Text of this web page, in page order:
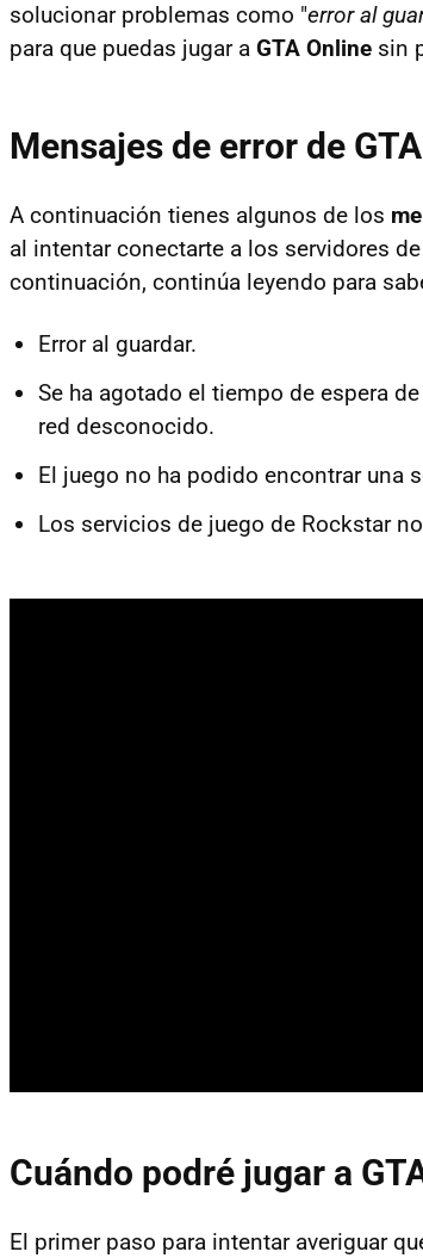
solucionar problemas como "error al
para que puedas jugar a GTA Online sin
Mensajes de error de
A continuación tienes algunos de los
al intentar conectarte a los servidores de
continuación, continúa leyendo para
Error al guardar.
Se ha agotado el tiempo de espera
red desconocido.
El juego no ha podido encontrar una
Los servicios de juego de Rockstar
Cuándo podré jugar a
El primer paso para intentar averiguar